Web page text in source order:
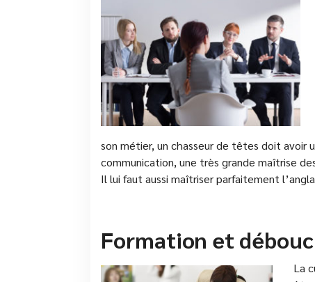
son métier, un chasseur de têtes doit avoir
communication, une très grande maîtrise
Il lui faut aussi maîtriser parfaitement
Formation et
La